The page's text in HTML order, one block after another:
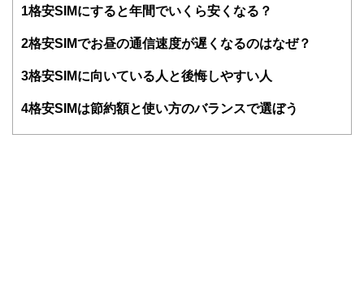
得者を中心に「お金や暮らし」に関する書籍・雑誌の編集経
験者で構成され、企画立案から記事掲載まですべての工程に
護士、税理士、宅地建物取引士、相続診断士、住宅ローンア
1 格安SIMにすると年間でいくら安くなる？
2格安SIMでお昼の通信速度が遅くなるのはなぜ？
3格安SIMに向いている人と後悔しやすい人
4格安SIMは節約額と使い方のバランスで選ぼう